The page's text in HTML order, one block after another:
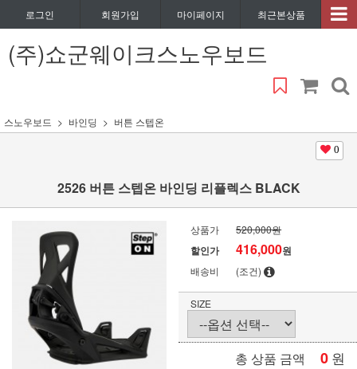
로그인 회원가입 마이페이지 최근본상품
(주)쇼군웨이크스노우보드
스노우보드 바인딩 버튼 스텝온
0
2526 버튼 스텝온 바인딩 리플렉스 BLACK
상품가 520,000원
할인가 416,000원
배송비 (조건)
SIZE
총 상품 금액 0 원